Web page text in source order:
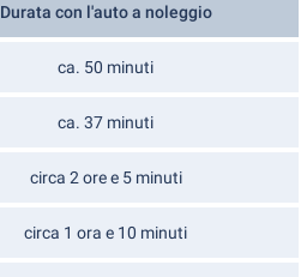
Durata con l'auto a noleggio
ca. 50 minuti
ca. 37 minuti
circa 2 ore e 5 minuti
circa 1 ora e 10 minuti